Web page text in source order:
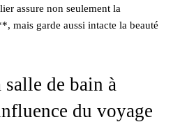
assure non seulement la
mais garde aussi intacte la beauté
de bain à
du voyage